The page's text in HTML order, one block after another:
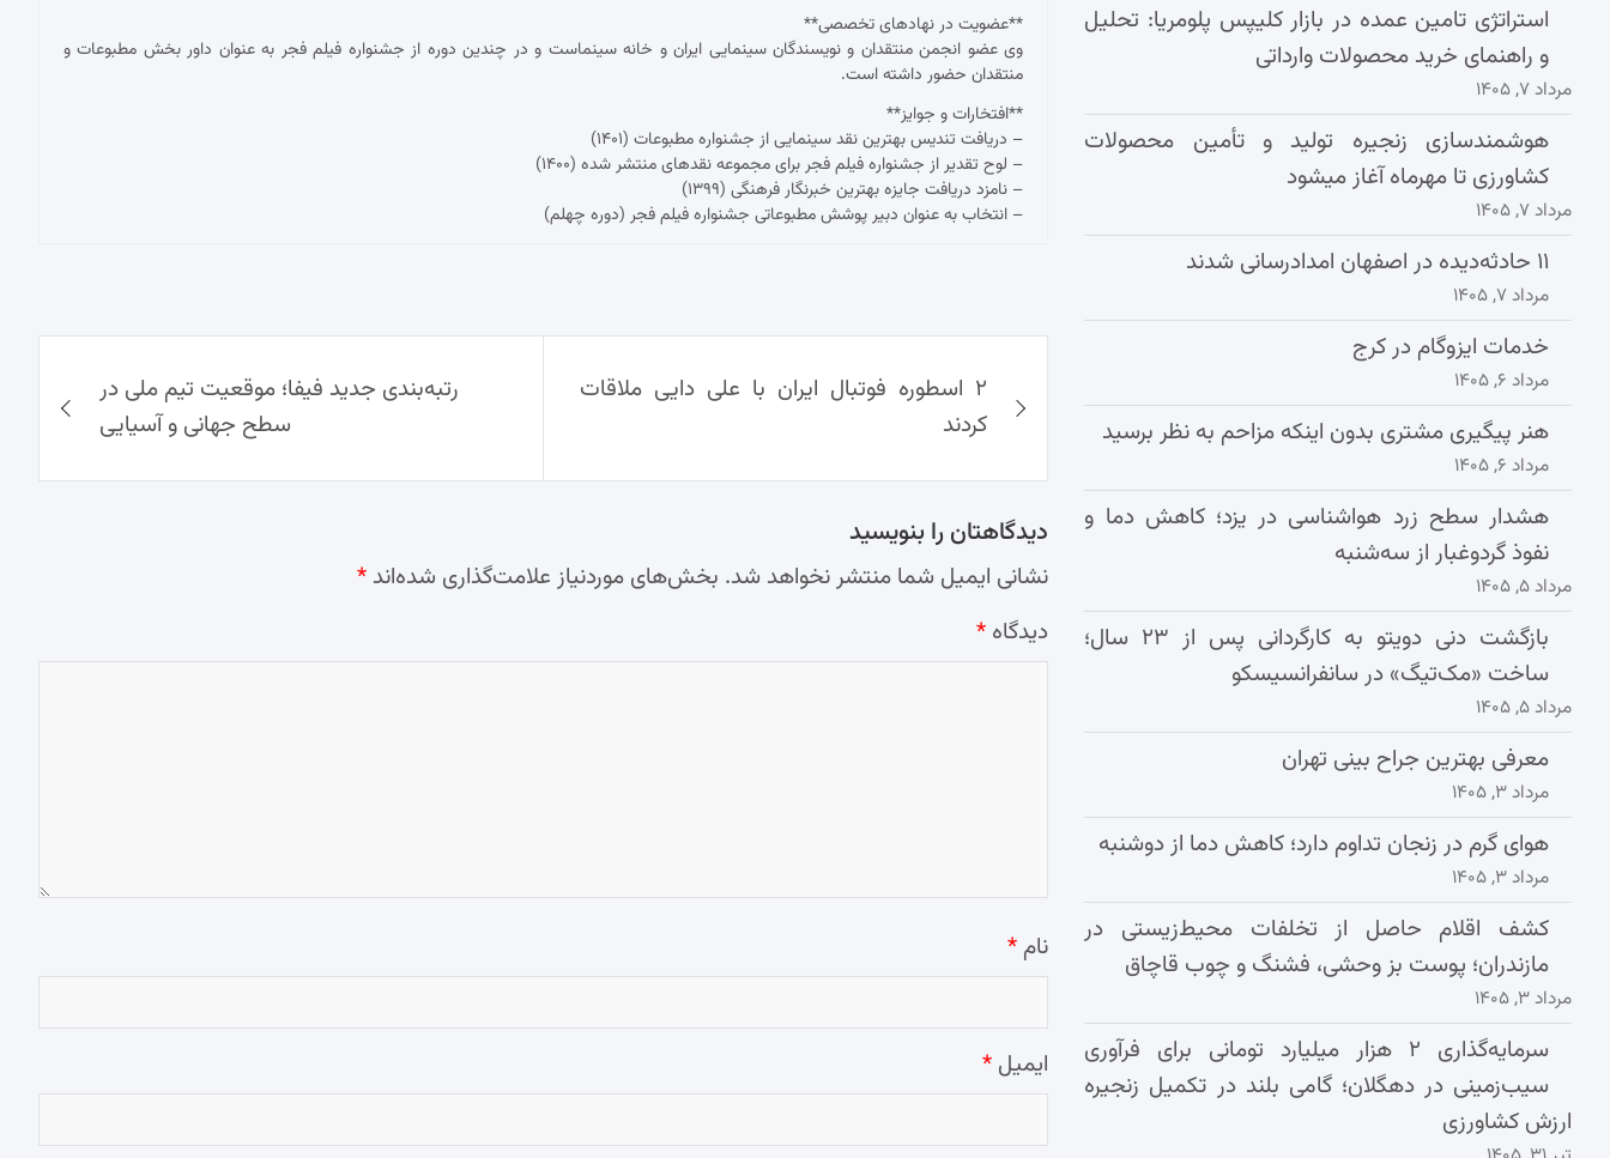
**عضویت در نهادهای تخصصی**
وی عضو انجمن منتقدان و نویسندگان سینمایی ایران و خانه سینماست و در چندین دوره از جشنواره فیلم فجر به عنوان داور بخش مطبوعات و
منتقدان حضور داشته است.
**افتخارات و جوایز**
– دریافت تندیس بهترین نقد سینمایی از جشنواره مطبوعات (۱۴۰۱)
– لوح تقدیر از جشنواره فیلم فجر برای مجموعه نقدهای منتشر شده (۱۴۰۰)
– نامزد دریافت جایزه بهترین خبرنگار فرهنگی (۱۳۹۹)
– انتخاب به عنوان دبیر پوشش مطبوعاتی جشنواره فیلم فجر (دوره چهلم)
نوشته‌ها۲ اسطوره فوتبال ایران با علی دایی ملاقات
کردند
رتبه‌بندی جدید فیفا؛ موقعیت تیم ملی در
سطح جهانی و آسیایی
دیدگاهتان را بنویسید
نشانی ایمیل شما منتشر نخواهد شد. بخش‌های موردنیاز علامت‌گذاری شده‌اند *
دیدگاه *
نام *
ایمیل *
استراتژی تامین عمده در بازار کلیپس پلومریا: تحلیل
و راهنمای خرید محصولات وارداتی
مرداد ۷, ۱۴۰۵
هوشمندسازی زنجیره تولید و تأمین محصولات
کشاورزی تا مهرماه آغاز میشود
مرداد ۷, ۱۴۰۵
۱۱ حادثه‌دیده در اصفهان امدادرسانی شدند
مرداد ۷, ۱۴۰۵
خدمات ایزوگام در کرج
مرداد ۶, ۱۴۰۵
هنر پیگیری مشتری بدون اینکه مزاحم به نظر برسید
مرداد ۶, ۱۴۰۵
هشدار سطح زرد هواشناسی در یزد؛ کاهش دما و
نفوذ گردوغبار از سه‌شنبه
مرداد ۵, ۱۴۰۵
بازگشت دنی دویتو به کارگردانی پس از ۲۳ سال؛
ساخت «مک‌تیگ» در سانفرانسیسکو
مرداد ۵, ۱۴۰۵
معرفی بهترین جراح بینی تهران
مرداد ۳, ۱۴۰۵
هوای گرم در زنجان تداوم دارد؛ کاهش دما از دوشنبه
مرداد ۳, ۱۴۰۵
کشف اقلام حاصل از تخلفات محیط‌زیستی در
مازندران؛ پوست بز وحشی، فشنگ و چوب قاچاق
مرداد ۳, ۱۴۰۵
سرمایه‌گذاری ۲ هزار میلیارد تومانی برای فرآوری
سیب‌زمینی در دهگلان؛ گامی بلند در تکمیل زنجیره
ارزش کشاورزی